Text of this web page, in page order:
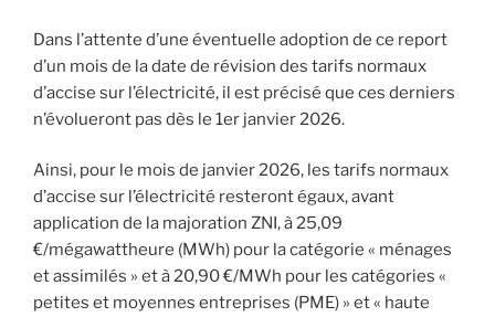
Dans l’attente d’une éventuelle adoption de ce report
d’un mois de la date de révision des tarifs normaux
d’accise sur l’électricité, il est précisé que ces derniers
n’évolueront pas dès le 1er janvier 2026.
Ainsi, pour le mois de janvier 2026, les tarifs normaux
d’accise sur l’électricité resteront égaux, avant
application de la majoration ZNI, à 25,09
€/mégawattheure (MWh) pour la catégorie « ménages
et assimilés » et à 20,90 €/MWh pour les catégories «
petites et moyennes entreprises (PME) » et « haute